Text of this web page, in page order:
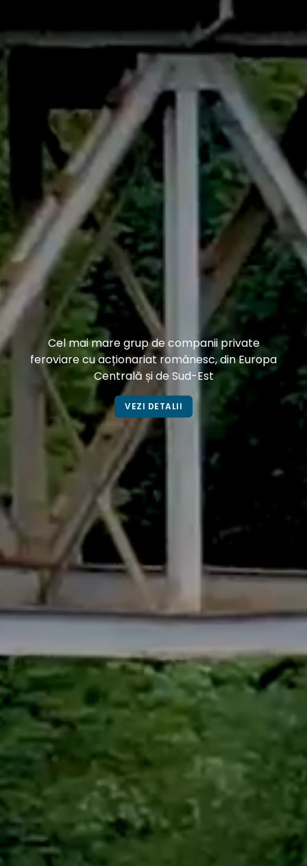
Cel mai mare grup de companii private
feroviare cu acționariat românesc, din Europa
Centrală și de Sud-Est
VEZI DETALII